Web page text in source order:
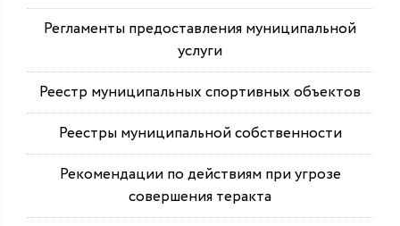
Регламенты предоставления муниципальной
услуги
Реестр муниципальных спортивных объектов
Реестры муниципальной собственности
Рекомендации по действиям при угрозе
совершения теракта